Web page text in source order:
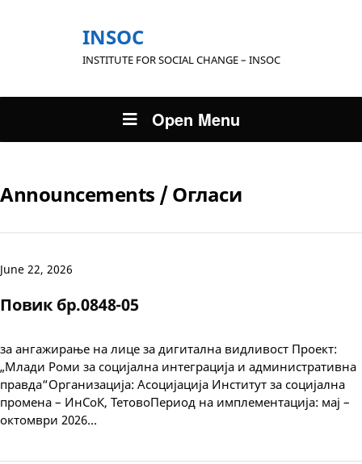
INSOC
INSTITUTE FOR SOCIAL CHANGE – INSOC
Open Menu
Announcements / Огласи
June 22, 2026
Повик бр.0848-05
за ангажирање на лице за дигитална видливост Проект:
„Млади Роми за социјална интеграција и административна
правда“Организација: Асоцијација Институт за социјална
промена – ИнСоК, ТетовоПериод на имплементација: мај –
октомври 2026…